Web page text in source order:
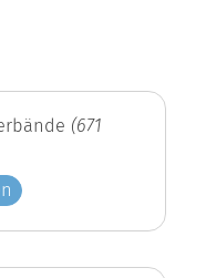
(671